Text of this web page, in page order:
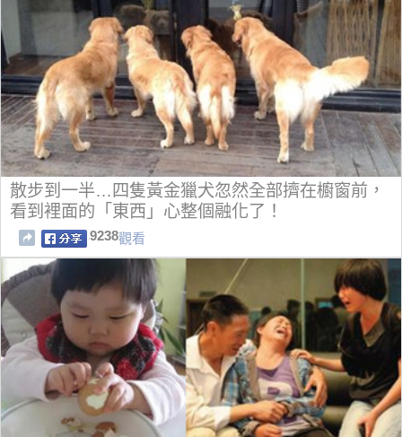
散步到一半…四隻黃金獵犬忽然全部擠在櫥窗前，
看到裡面的「東西」心整個融化了！
9238觀看